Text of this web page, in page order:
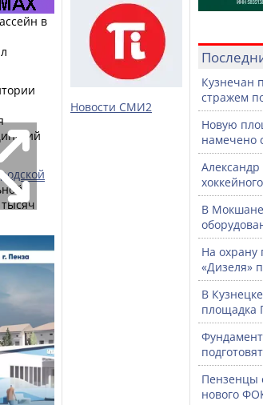
в
Новости СМИ2
Кузнечан
стражем
Новую
намечено
Александр
В
На охрану
«Дизеля»
В
площадка
Пензенцы
нового